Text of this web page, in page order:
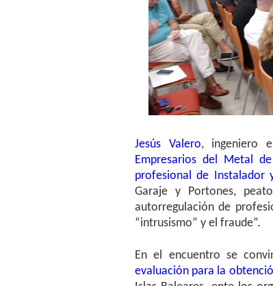
Jesús Valero, ingeniero
Empresarios del Metal
profesional de Instalador
Garaje y Portones,
autorregulación de
“intrusismo” y el fraude”.
En el encuentro se
evaluación para la